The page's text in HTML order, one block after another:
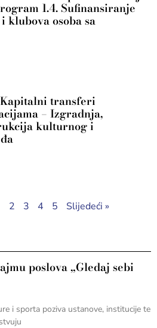
1.4. Sufinansiranje
klubova osoba sa
transferi
– Izgradnja,
kulturnog i
2 3 4 5 Slijedeći »
poslova „Gledaj sebi
i sporta poziva ustanove, institucije te